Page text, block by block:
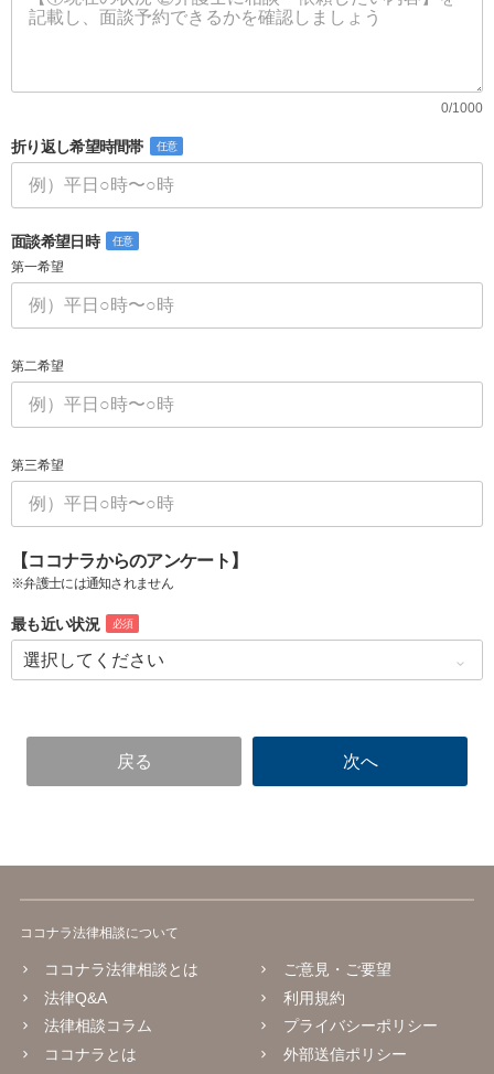
0/1000
折り返し希望時間帯 任意
面談希望日時 任意
第一希望
第二希望
第三希望
【ココナラからのアンケート】
※弁護士には通知されません
最も近い状況 必須
ココナラ法律相談について
ココナラ法律相談とは
法律Q&A
法律相談コラム
ココナラとは
ご意見・ご要望
利用規約
プライバシーポリシー
外部送信ポリシー